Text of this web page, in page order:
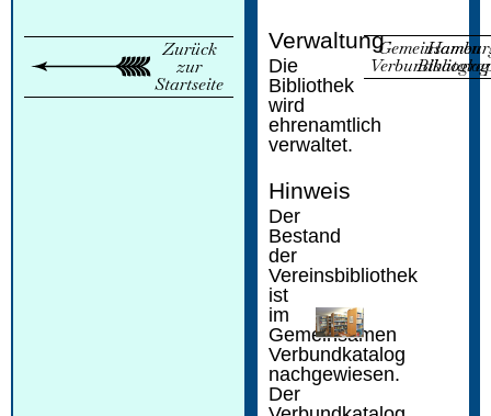
Zurück
zur
Startseite
Verwaltung
Die
Bibliothek
wird
ehrenamtlich
verwaltet.
Hinweis
Der
Bestand
der
Vereinsbibliothek
ist
im
Gemeinsamen
Verbundkatalog
nachgewiesen.
Der
Gemeinsamen
Verbundkatalog